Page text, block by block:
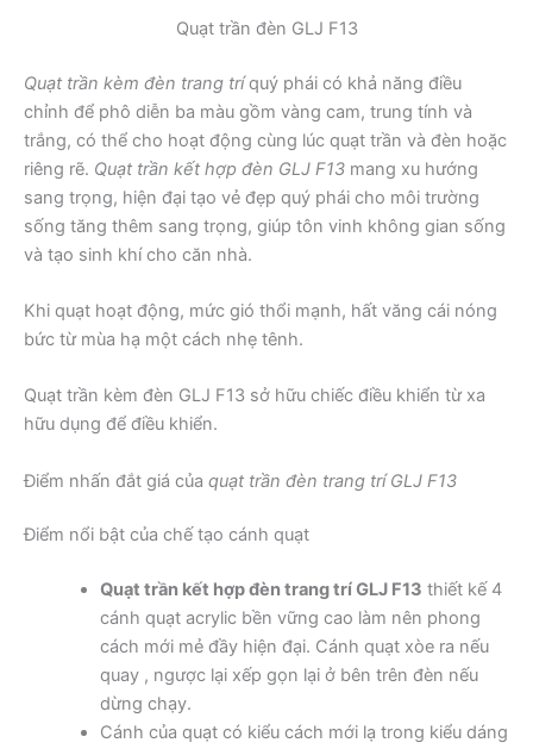
Quạt trần đèn GLJ F13
Quạt trần kèm đèn trang tríquý phái có khả năng điều
chỉnh để phô diễn ba màu gồm vàng cam, trung tính và
trắng, có thể cho hoạt động cùng lúc quạt trần và đèn hoặc
riêng rẽ. Quạt trần kết hợp đèn GLJ F13 mang xu hướng
sang trọng, hiện đại tạo vẻ đẹp quý phái cho môi trường
sống tăng thêm sang trọng, giúp tôn vinh không gian sống
và tạo sinh khí cho căn nhà.
Khi quạt hoạt động, mức gió thổi mạnh, hất văng cái nóng
bức từ mùa hạ một cách nhẹ tênh.
Quạt trần kèm đèn GLJ F13 sở hữu chiếc điều khiển từ xa
hữu dụng để điều khiển.
Điểm nhấn đắt giá của quạt trần đèn trang trí GLJ F13
Điểm nổi bật của chế tạo cánh quạt
Quạt trần kết hợp đèn trang trí GLJ F13 thiết kế 4
cánh quạt acrylic bền vững cao làm nên phong
cách mới mẻ đầy hiện đại. Cánh quạt xòe ra nếu
quay , ngược lại xếp gọn lại ở bên trên đèn nếu
dừng chạy.
Cánh của quạt có kiểu cách mới lạ trong kiểu dáng